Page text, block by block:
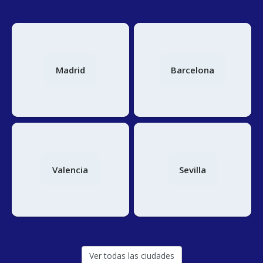
aceptarlos. Visita nuestraPolítica de Cookies.
Madrid Barcelona
Valencia Sevilla
Ver todas las ciudades